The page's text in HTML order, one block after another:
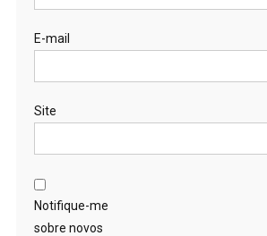
E-mail
Site
Notifique-me
sobre novos